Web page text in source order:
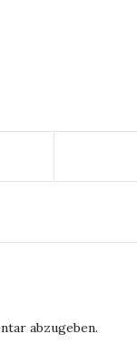
abzugeben.